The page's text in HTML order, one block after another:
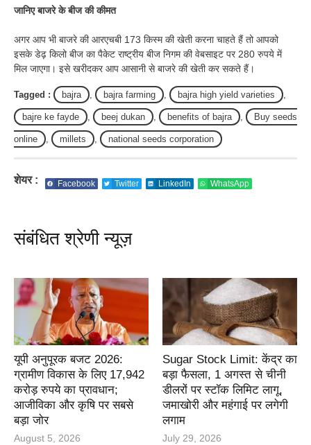
जानिए बाजरे के बीज की कीमत
अगर आप भी बाजरे की आरएचबी 173 किस्म की खेती करना चाहते हैं तो आपको
इसके डेढ़ किलो बीज का पैकेट राष्ट्रीय बीज निगम की वेबसाइट पर 280 रुपये में
मिल जाएगा। इसे खरीदकर आप आसानी से बाजरे की खेती कर सकते हैं।
Tagged : bajra , bajra farming , bajra high yield varieties ,
bajre ke fayde , beej dukan , benefits of bajra , Buy seeds
online , millets , national seeds corporation
शेयर : Facebook Twitter LinkedIn WhatsApp
संबंधित श्रेणी न्यूज़
यूपी अनुपूरक बजट 2026:
ग्रामीण विकास के लिए 17,942
करोड़ रुपये का प्रावधान;
आजीविका और कृषि पर सबसे
बड़ा जोर
August 5, 2026
Sugar Stock Limit: केंद्र का
बड़ा फैसला, 1 अगस्त से चीनी
डीलरों पर स्टॉक लिमिट लागू,
जमाखोरी और महंगाई पर लगेगी
लगाम
July 29, 2026